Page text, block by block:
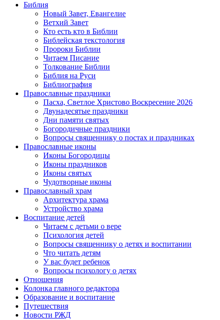
Библия
Новый Завет, Евангелие
Ветхий Завет
Кто есть кто в Библии
Библейская текстология
Пророки Библии
Читаем Писание
Толкование Библии
Библия на Руси
Библиография
Православные праздники
Пасха, Светлое Христово Воскресение 2026
Двунадесятые праздники
Дни памяти святых
Богородичные праздники
Вопросы священнику о постах и праздниках
Православные иконы
Иконы Богородицы
Иконы праздников
Иконы святых
Чудотворные иконы
Православный храм
Архитектура храма
Устройство храма
Воспитание детей
Читаем с детьми о вере
Психология детей
Вопросы священнику о детях и воспитании
Что читать детям
У вас будет ребенок
Вопросы психологу о детях
Отношения
Колонка главного редактора
Образование и воспитание
Путешествия
Новости РЖД